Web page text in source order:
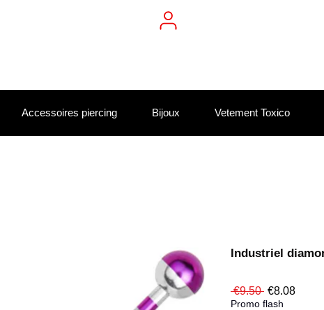
Accessoires piercing Bijoux Vetement Toxico
Industriel
€9.50 Regular
Price
€8.08Sale
Promo flash